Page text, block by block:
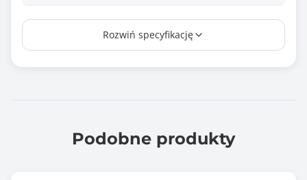
Producent/marka ogniw
Zamiennik baterii o kodzie
HSTNN-C20C, HSTNN-C29C, HSTNN-FB40, HSTNN-
Rozwiń specyfikację
Podobne produkty